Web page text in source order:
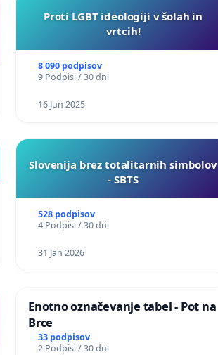
Proti LGBT ideologiji v šolah in
vrtcih!
8 090 podpisov
9 Podpisi / 30 dni
16 Jun 2025
Slovenija brez totalitarnih simbolov
- SBTS
528 podpisov
4 Podpisi / 30 dni
31 Jan 2026
Enotno označevanje tabel - Pot na
Brce
33 podpisov
2 Podpisi / 30 dni